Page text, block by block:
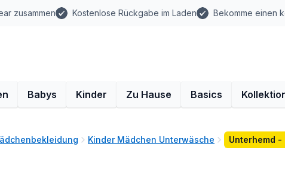
zusammen Kostenlose Rückgabe im Laden Bekomme einen
Babys Kinder Zu Hause Basics
Kinder Mädchen Unterwäsche Unterhemd -